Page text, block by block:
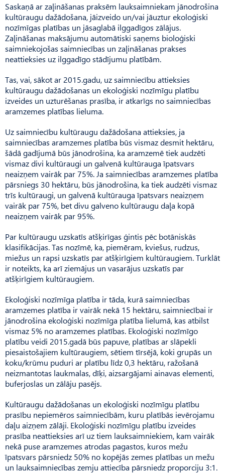
Saskaņā ar zaļināšanas praksēm lauksaimniekam jānodrošina
kultūraugu dažādošana, jāizveido un/vai jāuztur ekoloģiski
nozīmīgas platības un jāsaglabā ilggadīgos zālājus.
Zaļināšanas maksājumu automātiski saņems bioloģiski
saimniekojošas saimniecības un zaļināšanas prakses
neattieksies uz ilggadīgo stādījumu platībām.
Tas, vai, sākot ar 2015.gadu, uz saimniecību attieksies
kultūraugu dažādošanas un ekoloģiski nozīmīgu platību
izveides un uzturēšanas prasība, ir atkarīgs no saimniecības
aramzemes platības lieluma.
Uz saimniecību kultūraugu dažādošana attieksies, ja
saimniecības aramzemes platība būs vismaz desmit hektāru,
šādā gadījumā būs jānodrošina, ka aramzemē tiek audzēti
vismaz divi kultūraugi un galvenā kultūrauga īpatsvars
neaizņem vairāk par 75%. Ja saimniecības aramzemes platība
pārsniegs 30 hektāru, būs jānodrošina, ka tiek audzēti vismaz
trīs kultūraugi, un galvenā kultūrauga īpatsvars neaizņem
vairāk par 75%, bet divu galveno kultūraugu daļa kopā
neaizņem vairāk par 95%.
Par kultūraugu uzskatīs atšķirīgas ģintis pēc botāniskās
klasifikācijas. Tas nozīmē, ka, piemēram, kviešus, rudzus,
miežus un rapsi uzskatīs par atšķirīgiem kultūraugiem. Turklāt
ir noteikts, ka arī ziemājus un vasarājus uzskatīs par
atšķirīgiem kultūraugiem.
Ekoloģiski nozīmīga platība ir tāda, kurā saimniecības
aramzemes platība ir vairāk nekā 15 hektāru, saimniecībai ir
jānodrošina ekoloģiski nozīmīga platība lielumā, kas atbilst
vismaz 5% no aramzemes platības. Ekoloģiski nozīmīgo
platību veidi 2015.gadā būs papuve, platības ar slāpekli
piesaistošajiem kultūraugiem, sētiem tīrsējā, koki grupās un
koku/krūmu puduri ar platību līdz 0,3 hektāru, ražošanā
neizmantotas laukmalas, dīķi, aizsargājami ainavas elementi,
buferjoslas un zālāju pasējs.
Kultūraugu dažādošanas un ekoloģiski nozīmīgu platību
prasību nepiemēros saimniecībām, kuru platībās ievērojamu
daļu aizņem zālāji. Ekoloģiski nozīmīgu platību izveides
prasība neattieksies arī uz tiem lauksaimniekiem, kam vairāk
nekā puse aramzemes atrodas pagastos, kuros mežu
īpatsvars pārsniedz 50% no kopējās zemes platības un mežu
un lauksaimniecības zemju attiecība pārsniedz proporciju 3:1.